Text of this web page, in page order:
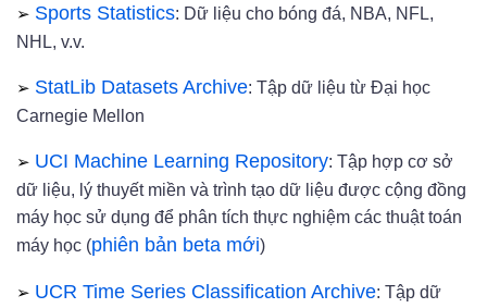
➢ Sports Statistics: Dữ liệu cho bóng đá, NBA, NFL,
NHL, v.v.
➢ StatLib Datasets Archive: Tập dữ liệu từ Đại học
Carnegie Mellon
➢ UCI Machine Learning Repository: Tập hợp cơ sở
dữ liệu, lý thuyết miền và trình tạo dữ liệu được cộng đồng
máy học sử dụng để phân tích thực nghiệm các thuật toán
máy học (phiên bản beta mới)
➢ UCR Time Series Classification Archive: Tập dữ